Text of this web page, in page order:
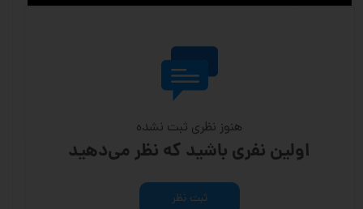
هنوز نظری ثبت نشده
اولین نفری باشید که نظر می‌دهید
ثبت نظر